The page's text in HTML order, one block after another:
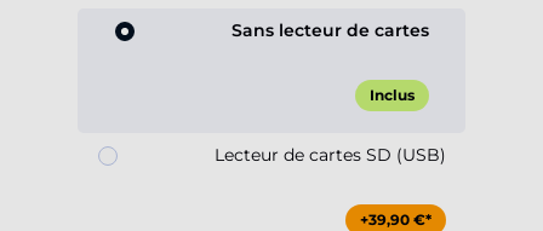
Sans lecteur de cartes
Inclus
Lecteur de cartes SD (USB)
+39,90 €*